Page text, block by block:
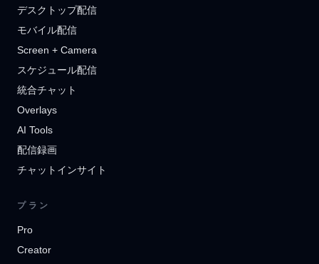
デスクトップ配信
モバイル配信
Screen + Camera
スケジュール配信
統合チャット
Overlays
AI Tools
配信録画
チャットインサイト
プラン
Pro
Creator